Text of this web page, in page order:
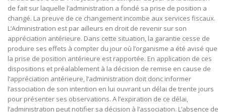
de fait sur laquelle l’administration a fondé sa prise de position a
changé. La preuve de ce changement incombe aux services fiscaux.
L’Administration est par ailleurs en droit de revenir sur son
appréciation antérieure. Dans cette situation, la garantie cesse de
produire ses effets à compter du jour où l’organisme a été avisé que
la prise de position antérieure est rapportée. En application de ces
dispositions et préalablement à la décision de remise en cause de
l’appréciation antérieure, l’administration doit donc informer
l’association de son intention en lui ouvrant un délai de trente jours
pour présenter ses observations. A l’expiration de ce délai,
l’administration peut notifier sa décision à l’association. L’absence de